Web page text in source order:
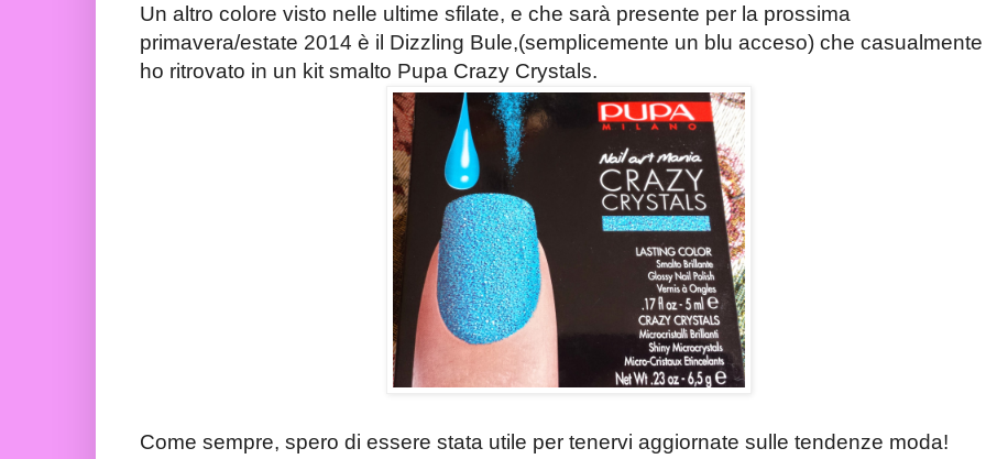
Un altro colore visto nelle ultime sfilate, e che sarà presente per la prossima
primavera/estate 2014 è il Dizzling Bule,(semplicemente un blu acceso) che casualmente
ho ritrovato in un kit smalto Pupa Crazy Crystals.
Come sempre, spero di essere stata utile per tenervi aggiornate sulle tendenze moda!